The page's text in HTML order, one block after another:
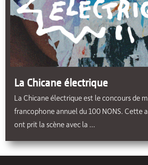
La Chicane électrique
La Chicane électrique est le concours de
francophone annuel du 100 NONS. Cette
ont prit la scène avec la ...